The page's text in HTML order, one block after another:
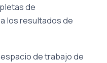
de
los resultados de
de trabajo de